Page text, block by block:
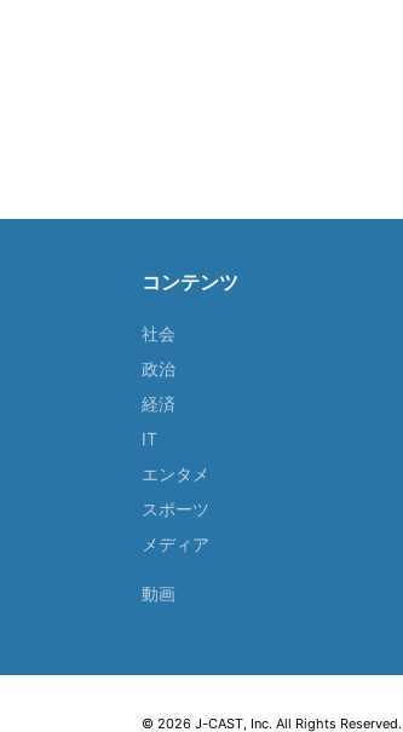
コンテンツ
社会
政治
経済
IT
エンタメ
スポーツ
メディア
動画
© 2026 J-CAST, Inc. All Rights Reserved.